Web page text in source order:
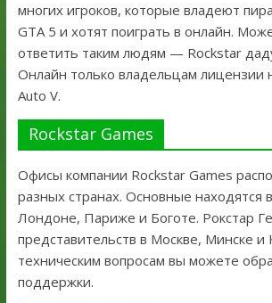
многих игроков, которые владеют
GTA 5 и хотят поиграть в онлайн.
ответить таким людям — Rockstar
Онлайн только владельцам лицензии
Auto V.
Rockstar Games
Офисы компании Rockstar Games
разных странах. Основные
Лондоне, Париже и Боготе. Рокстар
представительств в Москве, Минске и
техническим вопросам вы можете
поддержки.